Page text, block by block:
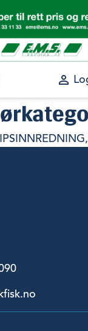
perm_identity